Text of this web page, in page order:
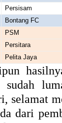
Persisam
Bontang FC
PSM
Persitara
Pelita Jaya
sudah
selamat
dari